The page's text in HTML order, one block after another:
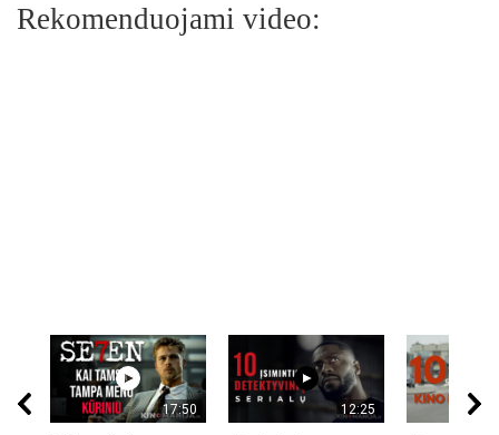
Rekomenduojami video:
17:50 12:25